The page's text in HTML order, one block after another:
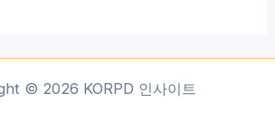
© 2026 KORPD 인사이트